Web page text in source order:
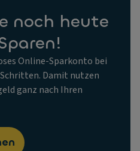
noch heute
Online-Sparkonto bei
Schritten. Damit nutzen
ganz nach Ihren